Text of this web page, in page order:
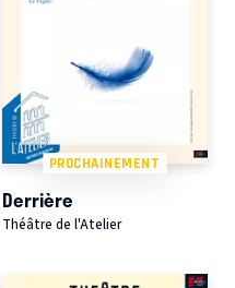
PROCHAINEMENT
Derrière
Théâtre de l'Atelier